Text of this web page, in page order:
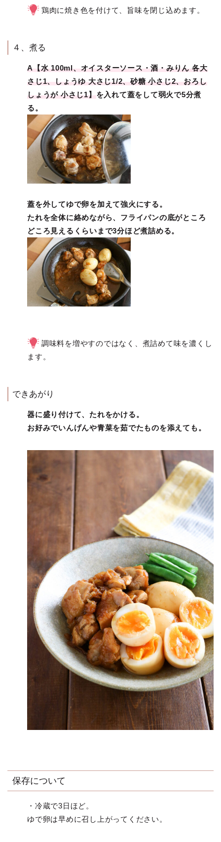
鶏肉に焼き色を付けて、旨味を閉じ込めます。
４、煮る
A【水 100ml、オイスターソース・酒・みりん 各大
さじ1、しょうゆ 大さじ1/2、砂糖 小さじ2、おろし
しょうが 小さじ1】 を入れて蓋をして弱火で5分煮
る。
蓋を外してゆで卵を加えて強火にする。
たれを全体に絡めながら、フライパンの底がところ
どころ見えるくらいまで3分ほど煮詰める。
調味料を増やすのではなく、煮詰めて味を濃くし
ます。
できあがり
器に盛り付けて、たれをかける。
お好みでいんげんや青菜を茹でたものを添えても。
保存について
・冷蔵で3日ほど。
ゆで卵は早めに召し上がってください。